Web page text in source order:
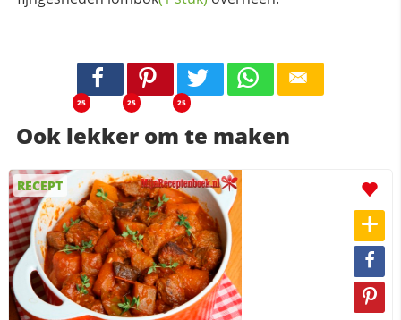
25 25 25
Ook lekker om te maken
RECEPT